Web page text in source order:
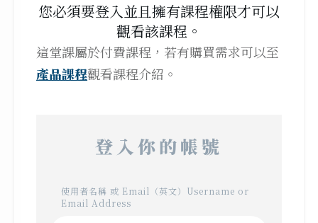
您必須要登入並且擁有課程權限才可以
觀看該課程。
這堂課屬於付費課程，若有購買需求可以至
產品課程觀看課程介紹。
登入你的帳號
使用者名稱 或 Email（英文）Username or
Email Address